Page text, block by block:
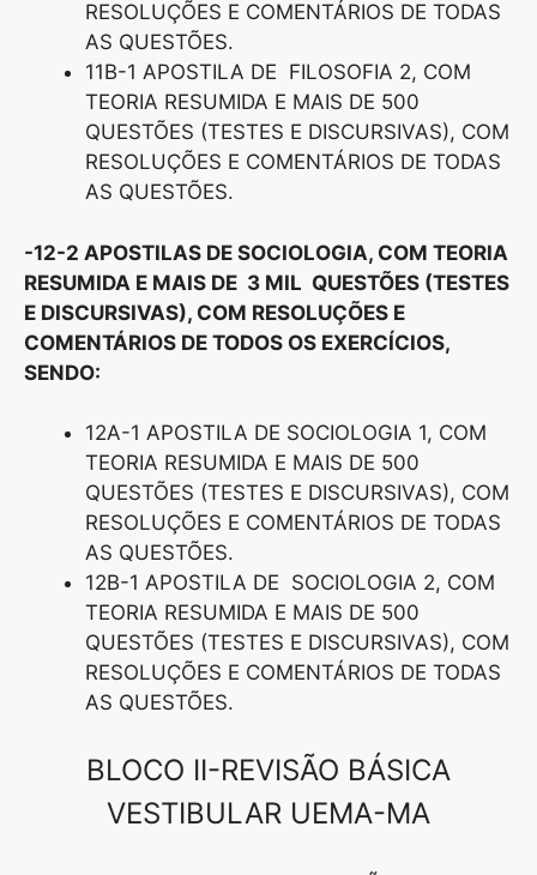
RESOLUÇÕES E COMENTÁRIOS DE TODAS
AS QUESTÕES.
11B-1 APOSTILA DE FILOSOFIA 2, COM
TEORIA RESUMIDA E MAIS DE 500
QUESTÕES (TESTES E DISCURSIVAS), COM
RESOLUÇÕES E COMENTÁRIOS DE TODAS
AS QUESTÕES.
-12-2 APOSTILAS DE SOCIOLOGIA, COM TEORIA
RESUMIDA E MAIS DE 3 MIL QUESTÕES (TESTES
E DISCURSIVAS), COM RESOLUÇÕES E
COMENTÁRIOS DE TODOS OS EXERCÍCIOS,
SENDO:
12A-1 APOSTILA DE SOCIOLOGIA 1, COM
TEORIA RESUMIDA E MAIS DE 500
QUESTÕES (TESTES E DISCURSIVAS), COM
RESOLUÇÕES E COMENTÁRIOS DE TODAS
AS QUESTÕES.
12B-1 APOSTILA DE SOCIOLOGIA 2, COM
TEORIA RESUMIDA E MAIS DE 500
QUESTÕES (TESTES E DISCURSIVAS), COM
RESOLUÇÕES E COMENTÁRIOS DE TODAS
AS QUESTÕES.
BLOCO II-REVISÃO BÁSICA
VESTIBULAR UEMA-MA